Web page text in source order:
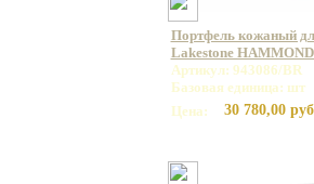
Портфель кожаный
Lakestone
Артикул: 943086/BR
Базовая единица: шт
Цена:
30 780,00